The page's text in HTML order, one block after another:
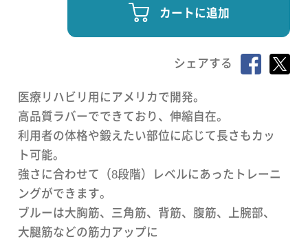
カートに追加
シェアする
医療リハビリ用にアメリカで開発。
高品質ラバーでできており、伸縮自在。
利用者の体格や鍛えたい部位に応じて長さもカッ
ト可能。
強さに合わせて（8段階）レベルにあったトレーニ
ングができます。
ブルーは大胸筋、三角筋、背筋、腹筋、上腕部、
大腿筋などの筋力アップに